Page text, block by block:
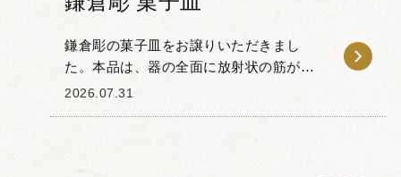
鎌倉彫の菓子皿をお譲りいただきまし
た。本品は、器の全面に放射状の筋が刻
まれた意匠が特徴です。 木地に丁寧にノ
2026.07.31